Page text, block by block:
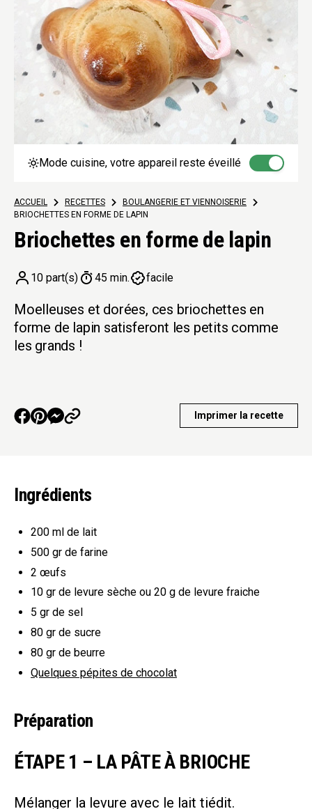
Mode cuisine, votre appareil reste éveillé
ACCUEIL > RECETTES > BOULANGERIE ET VIENNOISERIE
>
BRIOCHETTES EN FORME DE LAPIN
Briochettes en forme de lapin
10 part(s) 45 min. facile
Moelleuses et dorées, ces briochettes en
forme de lapin satisferont les petits comme
les grands !
Imprimer la recette
Ingrédients
200 ml de lait
500 gr de farine
2 œufs
10 gr de levure sèche ou 20 g de levure fraiche
5 gr de sel
80 gr de sucre
80 gr de beurre
Quelques pépites de chocolat
Préparation
ÉTAPE 1 – LA PÂTE À BRIOCHE
Mélanger la levure avec le lait tiédit.